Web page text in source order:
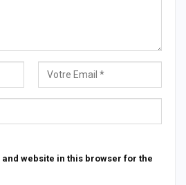
and website in this browser for the